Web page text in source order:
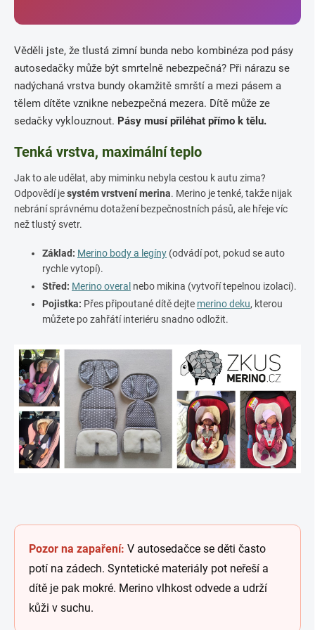
Věděli jste, že tlustá zimní bunda nebo kombinéza pod pásy
autosedačky může být smrtelně nebezpečná? Při nárazu se
nadýchaná vrstva bundy okamžitě smrští a mezi pásem a
tělem dítěte vznikne nebezpečná mezera. Dítě může ze
sedačky vyklouznout. Pásy musí přiléhat přímo k tělu.
Tenká vrstva, maximální teplo
Jak to ale udělat, aby miminku nebyla cestou k autu zima?
Odpovědí jesystém vrstvení merina. Merino je tenké, takže nijak
nebrání správnému dotažení bezpečnostních pásů, ale hřeje víc
než tlustý svetr.
Základ: Merino body a legíny (odvádí pot, pokud se auto
rychle vytopí).
Střed: Merino overal nebo mikina (vytvoří tepelnou izolaci).
Pojistka: Přes připoutané dítě dejte merino deku, kterou
můžete po zahřátí interiéru snadno odložit.
Pozor na zapaření: V autosedačce se děti často
potí na zádech. Syntetické materiály pot neřeší a
dítě je pak mokré. Merino vlhkost odvede a udrží
kůži v suchu.